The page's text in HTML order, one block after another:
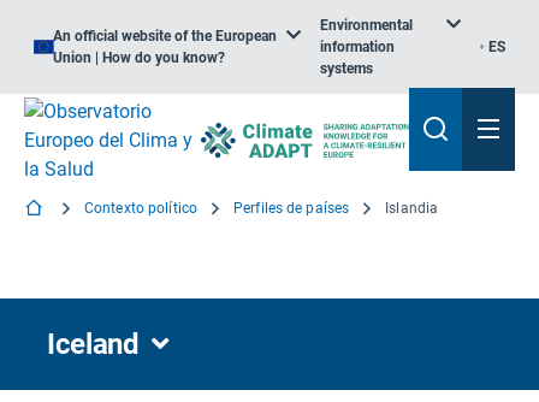
An official website of the European
Union | How do you know?
Environmental
information
systems
ES
Contexto político Perfiles de países Islandia
Iceland